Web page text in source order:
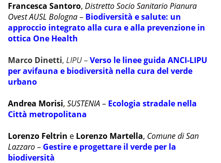
Francesca Santoro, Distretto Socio Sanitario Pianura
Ovest AUSL Bologna– Biodiversità e salute: un
approccio integrato alla cura e alla prevenzione in
ottica One Health
Marco Dinetti, LIPU–Verso le linee guida ANCI-LIPU
per avifauna e biodiversità nella cura del verde
urbano
Andrea Morisi, SUSTENIA – Ecologia stradale nella
Città metropolitana
Lorenzo Feltrin e Lorenzo Martella, Comune di San
Lazzaro– Gestire e progettare il verde per la
biodiversità